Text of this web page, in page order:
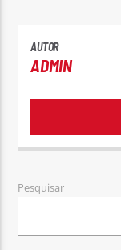
AUTOR
ADMIN
Pesquisar